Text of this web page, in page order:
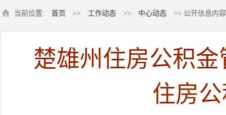
当前位置: 首页 >> 工作动态 >> 中心动态 >> 公开信息内容
楚雄州住房公积
住房